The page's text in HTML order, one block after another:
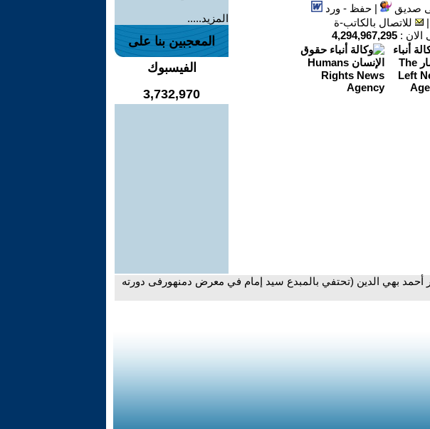
صديق |حفظ - ورد
|
للاتصال بالكاتب-ة
:
4,294,967,295
المزيد.....
المعجبين بنا على
الفيسبوك
3,732,970
أحمد بهي الدين (تحتفي بالمبدع سيد إمام في معرض دمنهورفى دورته